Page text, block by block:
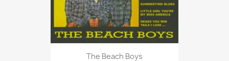
The Beach Boys